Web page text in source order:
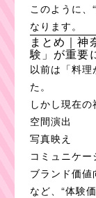
このように、
なります。
まとめ｜神
験」が重要
以前は「料
た。
しかし現在の
空間演出
写真映え
コミュニケー
ブランド価値
など、“体験